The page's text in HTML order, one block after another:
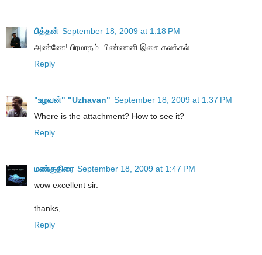
பித்தன் September 18, 2009 at 1:18 PM
அண்ணே! பிரமாதம். பிண்ணனி இசை கலக்கல்.
Reply
"உழவன்" "Uzhavan" September 18, 2009 at 1:37 PM
Where is the attachment? How to see it?
Reply
மண்குதிரை September 18, 2009 at 1:47 PM
wow excellent sir.
thanks,
Reply